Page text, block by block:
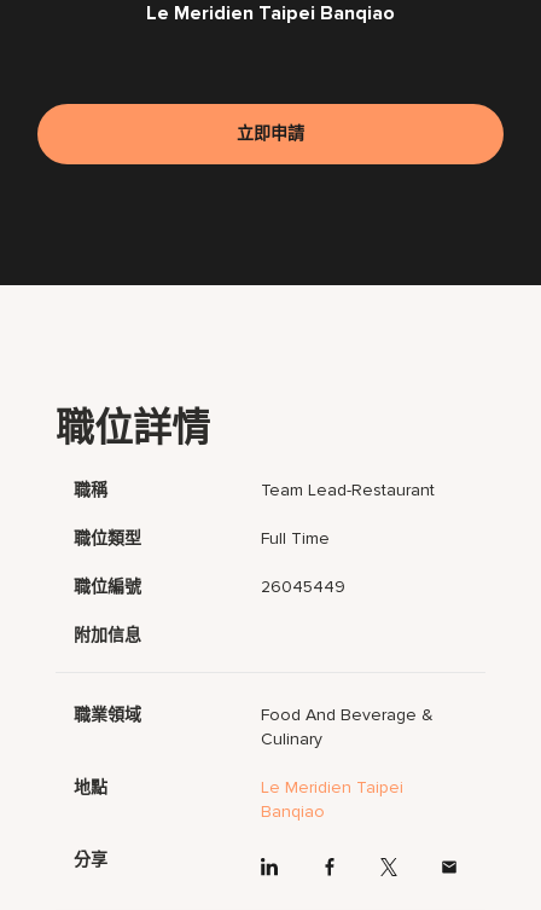
Le Meridien Taipei Banqiao
立即申請
職位詳情
職稱 Team Lead-Restaurant
職位類型 Full Time
職位編號 26045449
附加信息
職業領域
Food And Beverage &
Culinary
地點
Le Meridien Taipei
Banqiao
分享